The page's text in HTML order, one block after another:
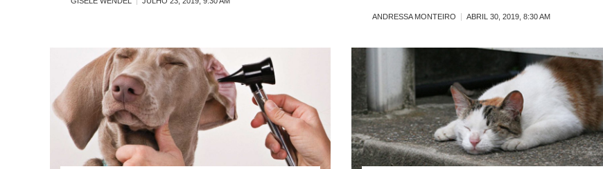
ANDRESSA MONTEIRO ABRIL 30, 2019, 8:30 AM